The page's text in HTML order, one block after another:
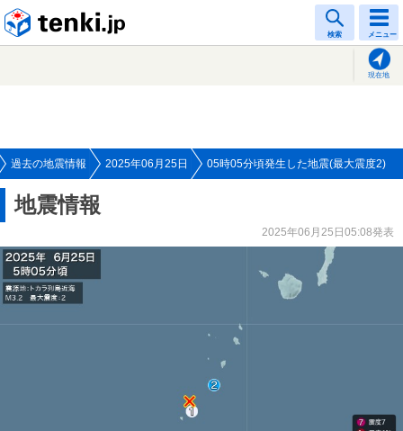
検索 メニュー
現在地
過去の地震情報 2025年06月25日 05時05分頃発生した地震(最大震度2)
地震情報
2025年06月25日05:08発表